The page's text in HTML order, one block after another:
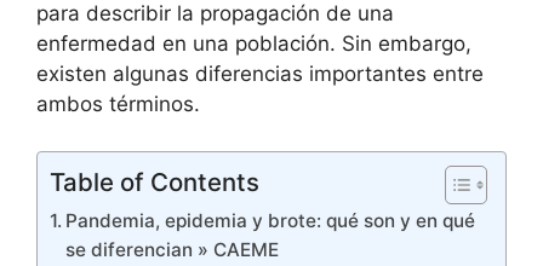
para describir la propagación de una
enfermedad en una población. Sin embargo,
existen algunas diferencias importantes entre
ambos términos.
Table of Contents
Pandemia, epidemia y brote: qué son y en qué
se diferencian » CAEME